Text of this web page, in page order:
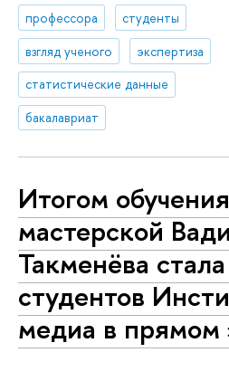
профессора
студенты
взгляд ученого
экспертиза
статистические данные
бакалавриат
Итогом
мастерской
Такменёва
студентов
медиа в прямом